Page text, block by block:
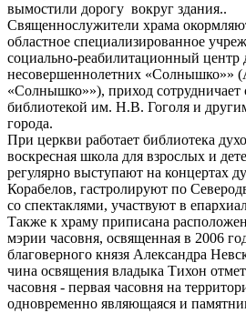
вымостили дорогу вокруг здания..
Священнослужители храма
областное специализированное
социально-реабилитационный центр
несовершеннолетних
«Солнышко»»), приход сотрудничает
библиотекой им. Н.В. Гоголя и
города.
При церкви работает библиотека
воскресная школа для взрослых и
регулярно выступают на концертах
Корабелов, гастролируют по
со спектаклями, участвуют в
Также к храму приписана
мэрии часовня, освященная в 2006
благоверного князя Александра
чина освящения владыка Тихон
часовня - первая часовня на
одновременно являющаяся и